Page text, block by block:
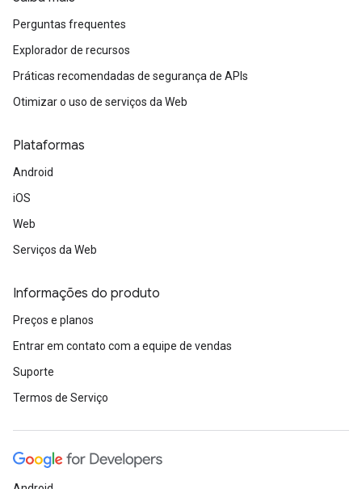
Perguntas frequentes
Explorador de recursos
Práticas recomendadas de segurança de APIs
Otimizar o uso de serviços da Web
Plataformas
Android
iOS
Web
Serviços da Web
Informações do produto
Preços e planos
Entrar em contato com a equipe de vendas
Suporte
Termos de Serviço